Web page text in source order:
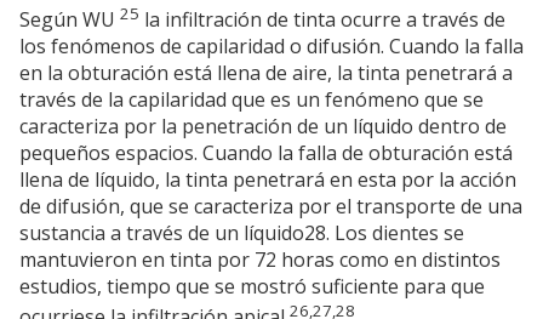
Según WU 25 la infiltración de tinta ocurre a través de
los fenómenos de capilaridad o difusión. Cuando la falla
en la obturación está llena de aire, la tinta penetrará a
través de la capilaridad que es un fenómeno que se
caracteriza por la penetración de un líquido dentro de
pequeños espacios. Cuando la falla de obturación está
llena de líquido, la tinta penetrará en esta por la acción
de difusión, que se caracteriza por el transporte de una
sustancia a través de un líquido28. Los dientes se
mantuvieron en tinta por 72 horas como en distintos
estudios, tiempo que se mostró suficiente para que
26,27,28